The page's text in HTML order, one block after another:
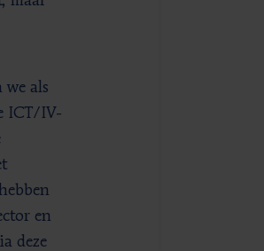
als
ICT/IV-
en
deze